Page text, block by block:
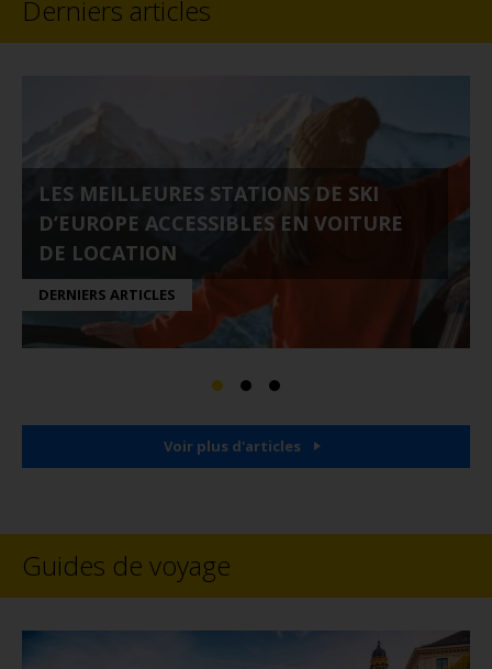
Derniers articles
LES MEILLEURES STATIONS DE SKI
D’EUROPE ACCESSIBLES EN VOITURE
DE LOCATION
DERNIERS ARTICLES
Voir plus d'articles
Guides de voyage